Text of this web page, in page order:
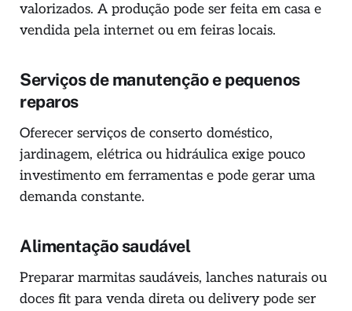
valorizados. A produção pode ser feita em casa e
vendida pela internet ou em feiras locais.
Serviços de manutenção e pequenos
reparos
Oferecer serviços de conserto doméstico,
jardinagem, elétrica ou hidráulica exige pouco
investimento em ferramentas e pode gerar uma
demanda constante.
Alimentação saudável
Preparar marmitas saudáveis, lanches naturais ou
doces fit para venda direta ou delivery pode ser